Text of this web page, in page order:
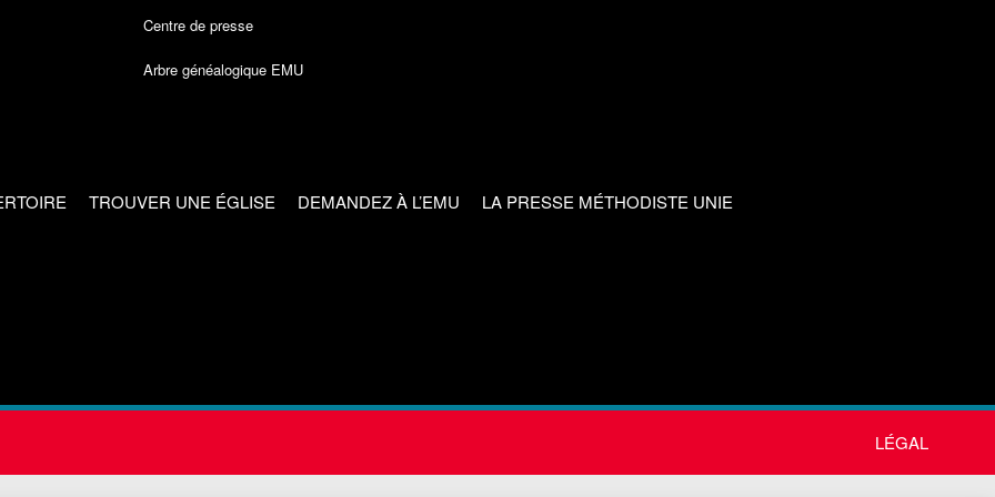
Centre de presse
Arbre généalogique EMU
TROUVER UNE ÉGLISE DEMANDEZ À L’EMU LA PRESSE MÉTHODISTE UNIE
LÉGAL